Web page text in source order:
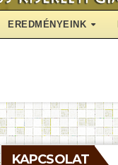
EREDMÉNYEINK
KAPCSOLAT